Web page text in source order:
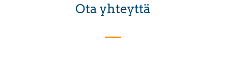
Ota yhteyttä